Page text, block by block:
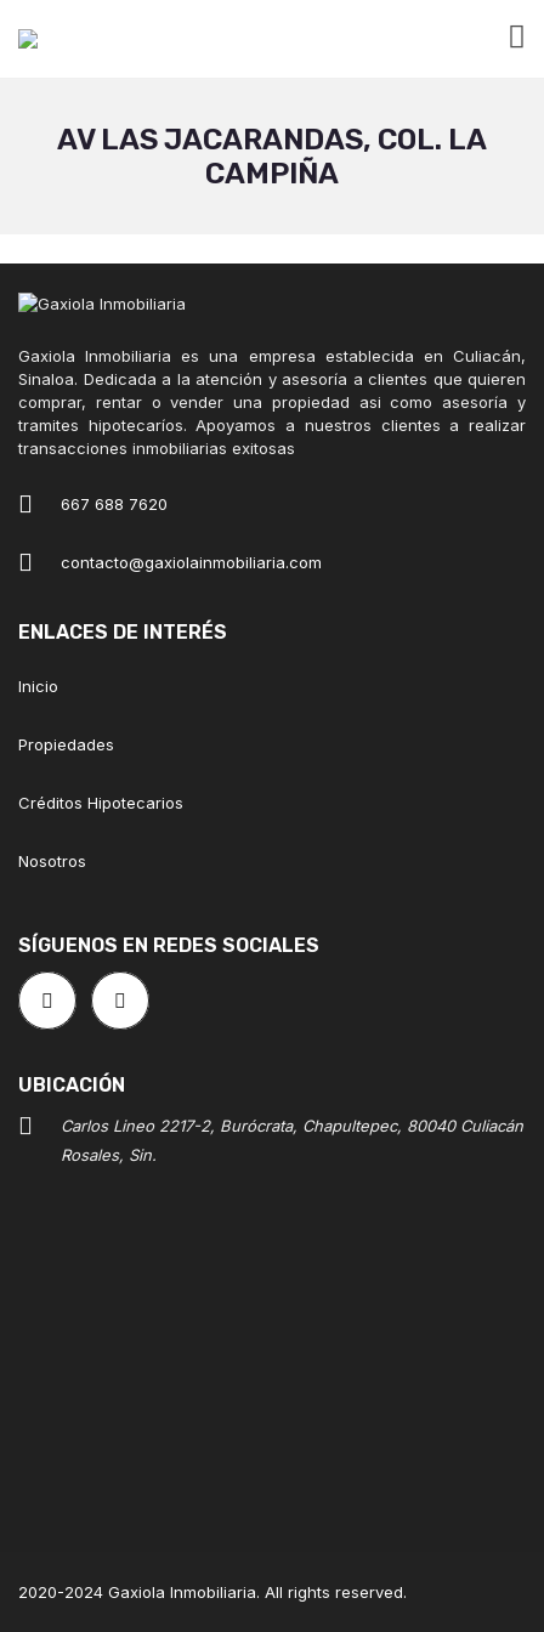
AV LAS JACARANDAS, COL. LA
CAMPIÑA
Gaxiola Inmobiliaria es una empresa establecida en Culiacán,
Sinaloa. Dedicada a la atención y asesoría a clientes que quieren
comprar, rentar o vender una propiedad asi como asesoría y
tramites hipotecaríos. Apoyamos a nuestros clientes a realizar
transacciones inmobiliarias exitosas
667 688 7620
contacto@gaxiolainmobiliaria.com
ENLACES DE INTERÉS
Inicio
Propiedades
Créditos Hipotecarios
Nosotros
SÍGUENOS EN REDES SOCIALES
UBICACIÓN
Carlos Lineo 2217-2, Burócrata, Chapultepec, 80040 Culiacán
Rosales, Sin.
2020-2024 Gaxiola Inmobiliaria. All rights reserved.